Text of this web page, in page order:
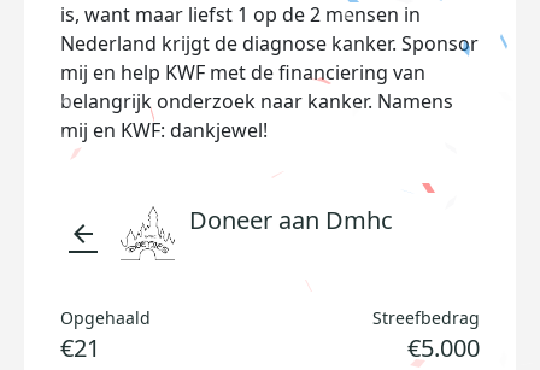
is, want maar liefst 1 op de 2 mensen in
Nederland krijgt de diagnose kanker. Sponsor
mij en help KWF met de financiering van
belangrijk onderzoek naar kanker. Namens
mij en KWF: dankjewel!
arrow_back Doneer aan Dmhc
Opgehaald
€21
Streefbedrag
€5.000